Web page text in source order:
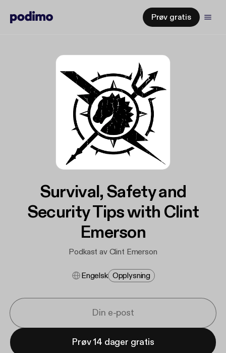
Prøv gratis
Survival, Safety and
Security Tips with Clint
Emerson
Podkast av Clint Emerson
Engelsk Opplysning
Prøv 14 dager gratis